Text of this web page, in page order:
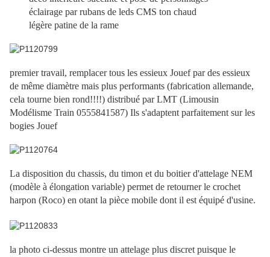
éclairage par rubans de leds CMS ton chaud
légère patine de la rame
premier travail, remplacer tous les essieux Jouef par des essieux
de même diamètre mais plus performants (fabrication allemande,
cela tourne bien rond!!!!) distribué par LMT (Limousin
Modélisme Train 0555841587) Ils s'adaptent parfaitement sur les
bogies Jouef
La disposition du chassis, du timon et du boitier d'attelage NEM
(modèle à élongation variable) permet de retourner le crochet
harpon (Roco) en otant la pièce mobile dont il est équipé d'usine.
la photo ci-dessus montre un attelage plus discret puisque le